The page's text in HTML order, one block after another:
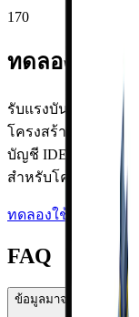
170
ทดลองใช้
รับแรงบันดาลใจจา
โครงสร้างเหล็กกว่า
บัญชี IDEA StatiCa
สำหรับโครงการขอ
ทดลองใช้ Library กา
FAQ
ข้อมูลมาจากไหน?